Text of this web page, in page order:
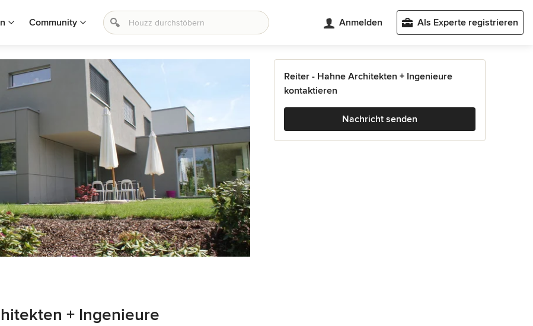
Community Anmelden Als Experte registrieren
+ Ingenieure
Reiter - Hahne Architekten + Ingenieure
kontaktieren
Nachricht senden